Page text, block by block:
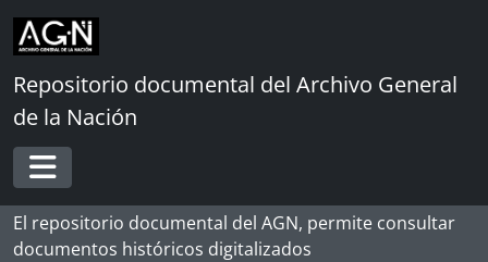
Skip to main content
Repositorio documental del Archivo General
de la Nación
Toggle navigation
El repositorio documental del AGN, permite consultar
documentos históricos digitalizados